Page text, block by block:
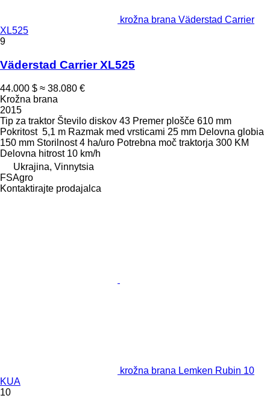
krožna brana Väderstad Carrier
XL525
9
Väderstad Carrier XL525
44.000 $ ≈ 38.080 €
Krožna brana
2015
Tip za traktor Število diskov 43 Premer plošče 610 mm
Pokritost 5,1 m Razmak med vrsticami 25 mm Delovna globia
150 mm Storilnost 4 ha/uro Potrebna moč traktorja 300 KM
Delovna hitrost 10 km/h
Ukrajina, Vinnytsia
FSAgro
Kontaktirajte prodajalca
krožna brana Lemken Rubin 10
KUA
10